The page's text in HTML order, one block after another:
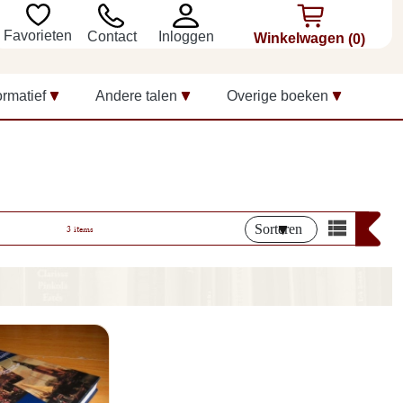
Favorieten Contact Inloggen Winkelwagen (0)
Andere talen Overige boeken
3 items Sorteren